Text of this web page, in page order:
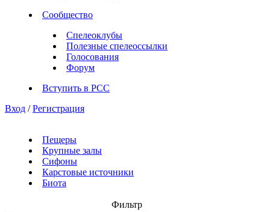
Сообщество
Спелеоклубы
Полезные спелеоссылки
Голосования
Форум
Вступить в РСС
Вход / Регистрация
Пещеры
Крупные залы
Сифоны
Карстовые источники
Биота
Фильтр